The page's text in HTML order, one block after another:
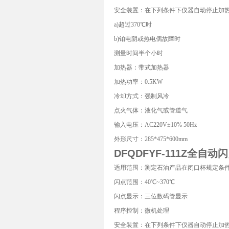
安全装置：在下列条件下仪器自动停止加
a)超过370℃时
b)铂电阴或热电偶故障时
测量时间半个小时
加热器：带式加热器
加热功率：0.5KW
冷却方式：强制风冷
点火气体：液化气或管道气
输入电压：AC220V±10% 50Hz
外形尺寸：285*475*600mm
DFQDFYF-111Z全自动
适用范围：测定石油产品在闭口杯规定条
闪点范围：40℃~370℃
闪点显示：三位数码管显示
程序控制：微机处理
安全装置：在下列条件下仪器自动停止加